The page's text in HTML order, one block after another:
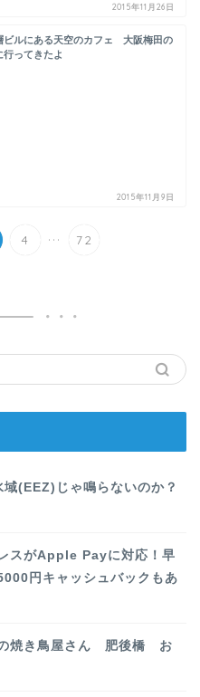
2015年11月26日
ビルにある天空のカフェ 大阪梅田の
行ってきたよ
2015年11月9日
4 ... 72
(EEZ)じゃ鳴らないのか？
スがApple Payに対応！早
円キャッシュバックもあ
焼き鳥屋さん 肥後橋 お